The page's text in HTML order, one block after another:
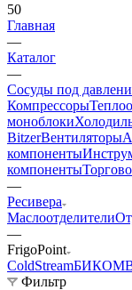
50
Главная
—
Каталог
—
Сосуды под
Компрессоры
моноблоки
BitzerВентиляторы
компоненты
компоненты
—
Ресивера
Маслоотделители
—
FrigoPoint
ColdStreamБИКОМ
Фильтр